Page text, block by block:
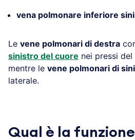
vena polmonare inferiore
Le vene polmonari di destra
sinistro del cuore nei pressi
mentre le vene polmonari di
laterale.
Qual è la